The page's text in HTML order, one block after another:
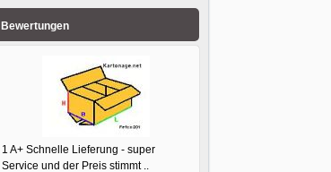
Bewertungen
1 A+ Schnelle Lieferung - super
Service und der Preis stimmt ..